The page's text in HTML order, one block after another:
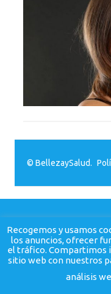
© BellezaySalud.
Recogemos y usamos
los anuncios, ofrecer
el tráfico. Compartimos
sitio web con nuestros
análisis